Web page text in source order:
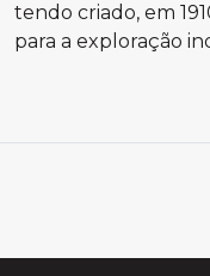
tendo criado, em
para a exploração